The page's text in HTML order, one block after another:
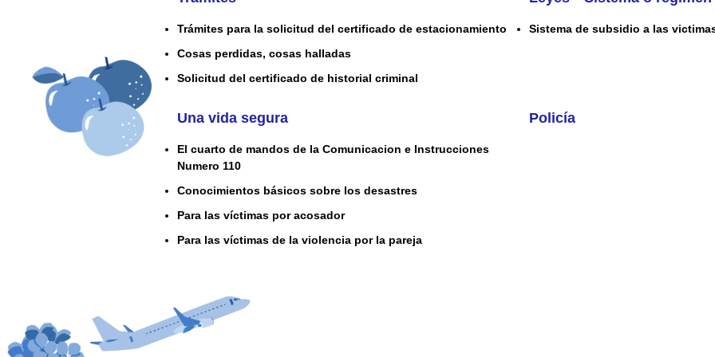
Trámites para la solicitud del certificado de estacionamiento
Cosas perdidas, cosas halladas
Solicitud del certificado de historial criminal
Sistema de subsidio a las
Una vida segura
El cuarto de mandos de la Comunicacion e Instrucciones
Numero 110
Conocimientos básicos sobre los desastres
Para las víctimas por acosador
Para las víctimas de la violencia por la pareja
Policía